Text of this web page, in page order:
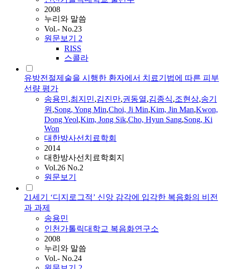
2008
누리와 말씀
Vol.- No.23
원문보기 2
RISS
스콜라
유방전절제술을 시행한 환자에서 치료기법에 따른 피부
선량 평가
송용민,최지민,김진만,권동열,김종식,조현상,송기
원,Song, Yong Min,Choi, Ji Min,Kim, Jin Man,Kwon,
Dong Yeol,Kim, Jong Sik,Cho, Hyun Sang,Song, Ki
Won
대한방사선치료학회
2014
대한방사선치료학회지
Vol.26 No.2
원문보기
21세기 ‘디지로그적’ 신앙 감각에 입각한 복음화의 비전
과 과제
송용민
인천가톨릭대학교 복음화연구소
2008
누리와 말씀
Vol.- No.24